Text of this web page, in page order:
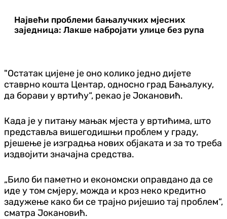
Највећи проблеми бањалучких мјесних
заједница: Лакше набројати улице без рупа
"Остатак цијене је оно колико једно дијете
ставрно кошта Центар, односно град Бањалуку,
да борави у вртићу“, рекао је Јокановић.
Када је у питању мањак мјеста у вртићима, што
представља вишегодишњи проблем у граду,
рјешење је изградња нових објаката и за то треба
издвојити значајна средства.
„Било би паметно и економски оправдано да се
иде у том смјеру, можда и кроз неко кредитно
задужење како би се трајно ријешио тај проблем“,
сматра Јокановић.